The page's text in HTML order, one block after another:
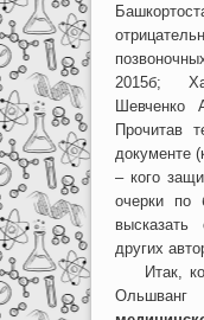
2015б;
Шевченко
Прочитав
документе
– кого
очерки по
других
Итак,